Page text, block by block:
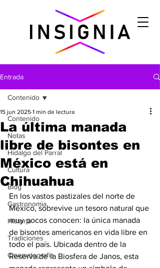
Entrada
Contenido
Notas
Hidalgo del Parral
Cultura
Blog
Gastronomìa
Historia
Tradiciones
Cinematografía
Contenido
La última manada
libre de bisontes en
México está en
Chihuahua
15 jun 2025 1 min de lectura
En los vastos pastizales del norte de
México, sobrevive un tesoro natural que
muy pocos conocen: la única manada
de bisontes americanos en vida libre en
todo el país. Ubicada dentro de la
Reserva de la Biosfera de Janos, esta